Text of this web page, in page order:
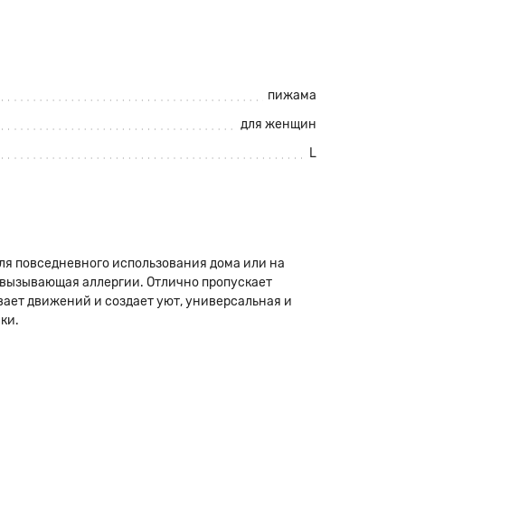
пижама
для женщин
L
повседневного использования дома или на
аллергии. Отлично пропускает
движений и создает уют, универсальная и